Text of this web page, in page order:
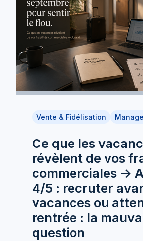
Vente & Fidélisation
Ce que les
révèlent de vos
commerciales ->
4/5 : recruter
vacances ou
rentrée : la
question